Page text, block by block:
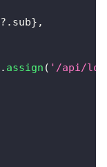
?. sub} ,
. assign ( '/api/